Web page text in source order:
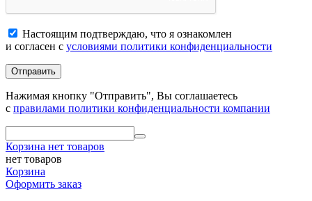
Настоящим подтверждаю, что я ознакомлен
и согласен с условиями политики конфиденциальности
Отправить
Нажимая кнопку "Отправить", Вы соглашаетесь
с правилами политики конфиденциальности компании
Корзина нет товаров
нет товаров
Корзина
Оформить заказ